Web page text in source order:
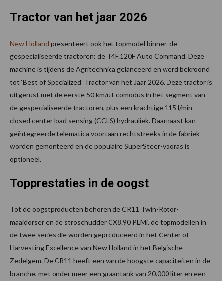
Tractor van het jaar 2026
New Holland presenteert ook het topmodel binnen de
gespecialiseerde tractoren: de T4F.120F Auto Command. Deze
machine is tijdens de Agritechnica gelanceerd en werd bekroond
tot ‘Best of Specialized’ Tractor van het Jaar 2026. Deze tractor is
uitgerust met de eerste 50 km/u Ecomodus in het segment van
de gespecialiseerde tractoren, plus een krachtige 115 l/min
closed center load sensing (CCLS) hydrauliek. Daarnaast kan
geïntegreerde telematica voortaan rechtstreeks in de fabriek
worden gemonteerd en de populaire SuperSteer-vooras is
optioneel.
Topprestaties in de oogst
Tot de oogstproducten behoren de CR11 Twin-Rotor-
maaidorser en de stroschudder CX8.90 PLMi, de topmodellen in
de twee series die worden geproduceerd in het Center of
Harvesting Excellence van New Holland in het Belgische
Zedelgem. De CR11 heeft een van de hoogste capaciteiten in de
branche, met onder meer een graantank van 20.000 liter en een